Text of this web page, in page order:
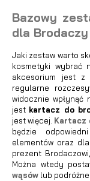
Bazowy
dla
Jaki zestaw warto
kosmetyki wybrać
akcesorium jest z
regularne
widocznie
jest kartacz do
jest więcej. Kartacz
będzie
elementów oraz
prezent
Można wtedy
wąsów lub